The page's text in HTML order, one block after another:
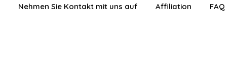
Nehmen Sie Kontakt mit uns auf Affiliation FAQ